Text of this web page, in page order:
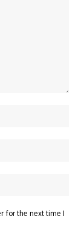
for the next time I